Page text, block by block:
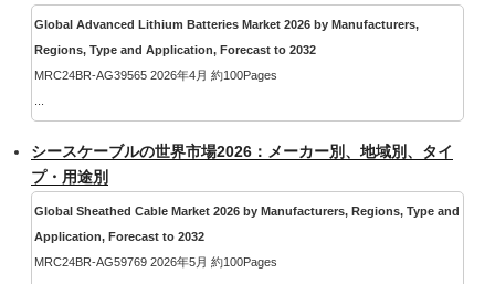
Global Advanced Lithium Batteries Market 2026 by Manufacturers,
Regions, Type and Application, Forecast to 2032
MRC24BR-AG39565 2026年4月 約100Pages
シースケーブルの世界市場2026：メーカー別、地域別、タイ
プ・用途別
Global Sheathed Cable Market 2026 by Manufacturers, Regions, Type and
Application, Forecast to 2032
MRC24BR-AG59769 2026年5月 約100Pages